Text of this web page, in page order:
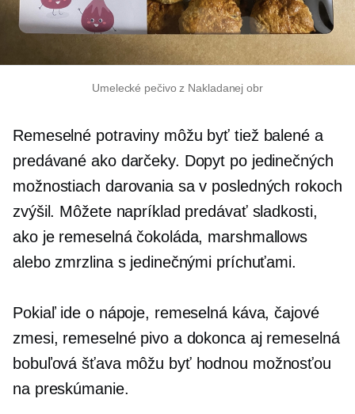
Umelecké pečivo z Nakladanej obr
Remeselné potraviny môžu byť tiež balené a
predávané ako darčeky. Dopyt po jedinečných
možnostiach darovania sa v posledných rokoch
zvýšil. Môžete napríklad predávať sladkosti,
ako je remeselná čokoláda, marshmallows
alebo zmrzlina s jedinečnými príchuťami.
Pokiaľ ide o nápoje, remeselná káva, čajové
zmesi, remeselné pivo a dokonca aj remeselná
bobuľová šťava môžu byť hodnou možnosťou
na preskúmanie.